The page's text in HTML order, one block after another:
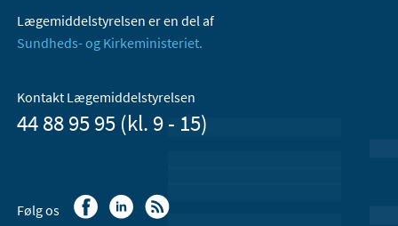
Lægemiddelstyrelsen er en del af
Sundheds- og Kirkeministeriet.
Kontakt Lægemiddelstyrelsen
44 88 95 95 (kl. 9 - 15)
Følg os